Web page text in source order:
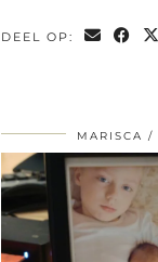
DEEL OP:
MARISCA